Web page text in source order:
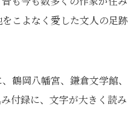
こよなく愛した文人の足跡
鶴岡八幡宮、鎌倉文学館、
付録に、文字が大きく読み